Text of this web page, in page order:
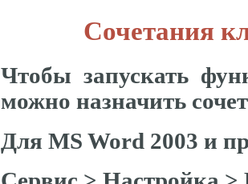
Сочетания
Чтобы запускать
можно назначить
Для MS Word 2003 и